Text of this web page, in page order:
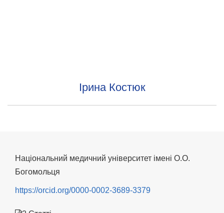
Ірина Костюк
Національний медичний університет імені О.О.
Богомольця
https://orcid.org/0000-0002-3689-3379